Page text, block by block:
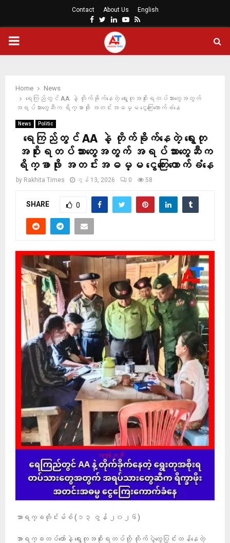
Contact About Us English
Facebook
Twitter
LinkedinYoutube
Rss
PRIMARY
Home
News
ရေကြည်တွင် AA နဲ့ တိုက်ခိုက်နေတဲ့ ရွေးတုအစိုးရတပ်သားတွေအတွက်
အရပ်သားတွေဆီက ရိက္ခာဖိုး အတင်းအဓမ္မ ငွေကြေးကောက်ခံနေ
News Politic
ရေကြည်တွင် AA နဲ့ တိုက်ခိုက်နေတဲ့ ရွေးတု
အစိုးရတပ်သားတွေအတွက် အရပ်သားတွေဆီက
ရိက္ခာဖိုး အတင်းအဓမ္မ ငွေကြေးကောက်ခံနေ
by Rakhita Times ဇွန် 13, 2026 0 58
SHARE 0
အာရက္ခတိုင်းမ်စ် (၁၃ ဇွန် ၂၀၂၆)
အာရက္ခတပ်တော်နဲ့ ရွေးတုအစိုးရတပ်တို့ တိုက်ပွဲတွေပြင်းထန်နေတဲ့